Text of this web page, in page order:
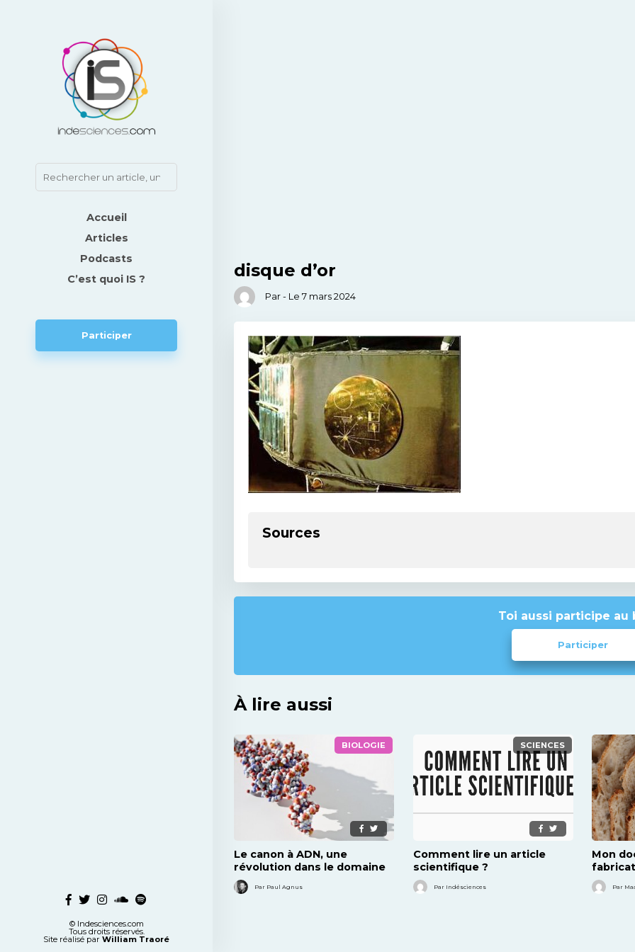
Accueil
Articles
Podcasts
C’est quoi IS ?
Participer
© Indesciences.com
Tous droits réservés.
Site réalisé par William Traoré
disque d’or
Par - Le 7 mars 2024
Sources
Toi aussi participe au
Participer
À lire aussi
BIOLOGIE
Le canon à ADN, une
révolution dans le domaine
de la transfection ?
Par Paul Agnus
SCIENCES
Comment lire un article
scientifique ?
Par Indésciences
Mon
des
Par